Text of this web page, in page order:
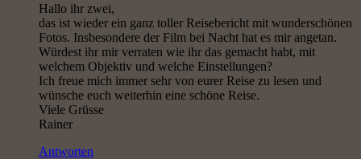
Hallo ihr zwei,
das ist wieder ein ganz toller Reisebericht mit wunderschönen
Fotos. Insbesondere der Film bei Nacht hat es mir angetan.
Würdest ihr mir verraten wie ihr das gemacht habt, mit
welchem Objektiv und welche Einstellungen?
Ich freue mich immer sehr von eurer Reise zu lesen und
wünsche euch weiterhin eine schöne Reise.
Viele Grüsse
Rainer
Antworten